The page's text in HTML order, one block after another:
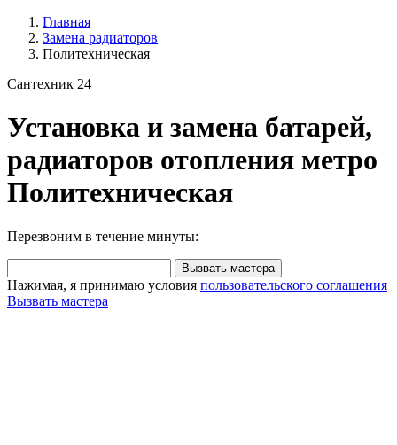
Главная
Замена радиаторов
Политехническая
Сантехник 24
Установка и замена батарей,
радиаторов отопления метро
Политехническая
Перезвоним в течение минуты:
Вызвать мастера
Нажимая, я принимаю условия пользовательского соглашения
Вызвать мастера